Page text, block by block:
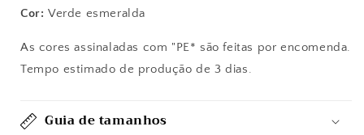
Cor: Verde esmeralda
As cores assinaladas com "PE* são feitas por encomenda.
Tempo estimado de produção de 3 dias.
Guia de tamanhos